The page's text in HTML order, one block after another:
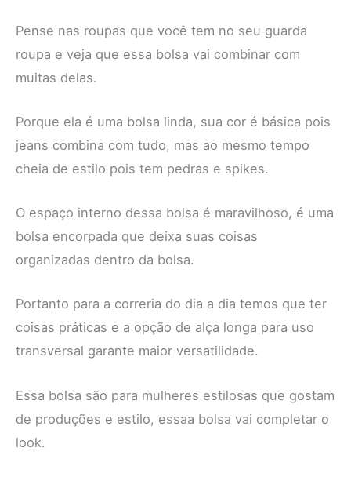
Pense nas roupas que você tem no seu guarda
roupa e veja que essa bolsa vai combinar com
muitas delas.
Porque ela é uma bolsa linda, sua cor é básica pois
jeans combina com tudo, mas ao mesmo tempo
cheia de estilo pois tem pedras e spikes.
O espaço interno dessa bolsa é maravilhoso, é uma
bolsa encorpada que deixa suas coisas
organizadas dentro da bolsa.
Portanto para a correria do dia a dia temos que ter
coisas práticas e a opção de alça longa para uso
transversal garante maior versatilidade.
Essa bolsa são para mulheres estilosas que gostam
de produções e estilo, essaa bolsa vai completar o
look.